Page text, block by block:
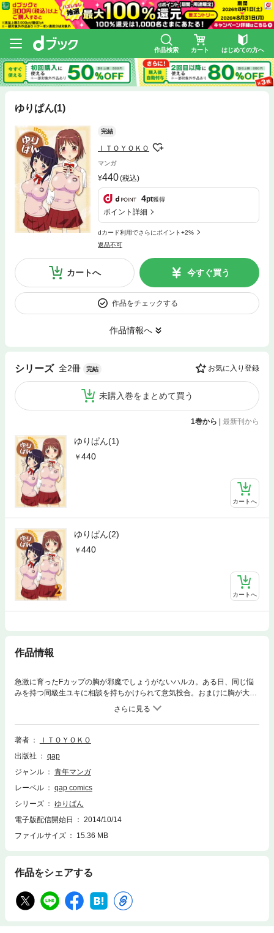
作品検索 カート はじめての方へ
ゆりぱん(1)
完結
ＩＴＯＹＯＫＯ
マンガ
440(税込)
4pt獲得
ポイント詳細
dカード利用でさらにポイント+2%
返品不可
カートへ 今すぐ買う
作品をチェックする
作品情報へ
シリーズ 全2冊 完結 お気に入り登録
未購入巻をまとめて買う
1巻から 最新刊から
ゆりぱん(1)
440
カートへ
ゆりぱん(2)
440
カートへ
作品情報
急激に育ったFカップの胸が邪魔でしょうがないハルカ。ある日、同じ悩
みを持つ同級生ユキに相談を持ちかけられて意気投合。おまけに胸が大き
い女のコが集まる『同好会』を作ることを思いつき…！？彼女たちの周り
には『マシュマロ乳のメガネ下級生』から『百合オーラ全開の妄想女教
師』まで、個性(胸？)あふれる仲間が集まって…今にも弾けそう！
著者
ＩＴＯＹＯＫＯ
出版社
qap
ジャンル
青年マンガ
レーベル
qap comics
シリーズ
ゆりぱん
電子版配信開始日
2014/10/14
ファイルサイズ
15.36 MB
作品をシェアする